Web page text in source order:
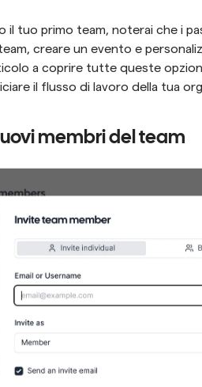
il tuo primo team, noterai che i
creare un evento e
a coprire tutte queste
il flusso di lavoro della tua
membri del team